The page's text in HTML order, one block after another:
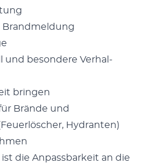
und beson­dere Ver­hal­
brin­gen
Brände und
Hydran­ten)
die Anpass­barkeit an die